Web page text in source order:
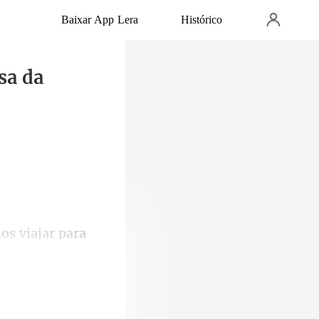
Baixar App Lera Histórico
da